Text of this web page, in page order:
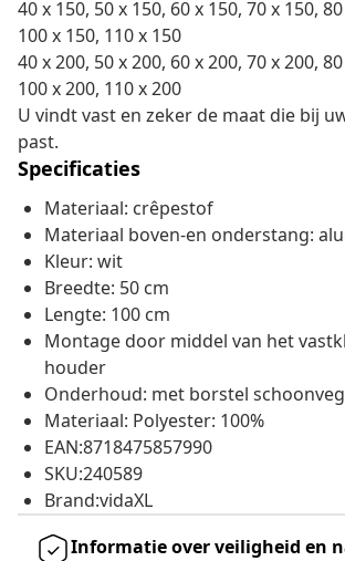
40 x 150, 50 x 150, 60 x 150, 70 x 150,
100 x 150, 110 x 150
40 x 200, 50 x 200, 60 x 200, 70 x 200,
100 x 200, 110 x 200
U vindt vast en zeker de maat die bij
past.
Specificaties
Materiaal: crêpestof
Materiaal boven-en onderstang:
Kleur: wit
Breedte: 50 cm
Lengte: 100 cm
Montage door middel van het
houder
Onderhoud: met borstel
Materiaal: Polyester: 100%
EAN:8718475857990
SKU:240589
Brand:vidaXL
Informatie over veiligheid en